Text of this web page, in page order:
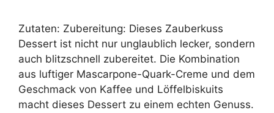
Zutaten: Zubereitung: Dieses Zauberkuss
Dessert ist nicht nur unglaublich lecker, sondern
auch blitzschnell zubereitet. Die Kombination
aus luftiger Mascarpone-Quark-Creme und dem
Geschmack von Kaffee und Löffelbiskuits
macht dieses Dessert zu einem echten Genuss.